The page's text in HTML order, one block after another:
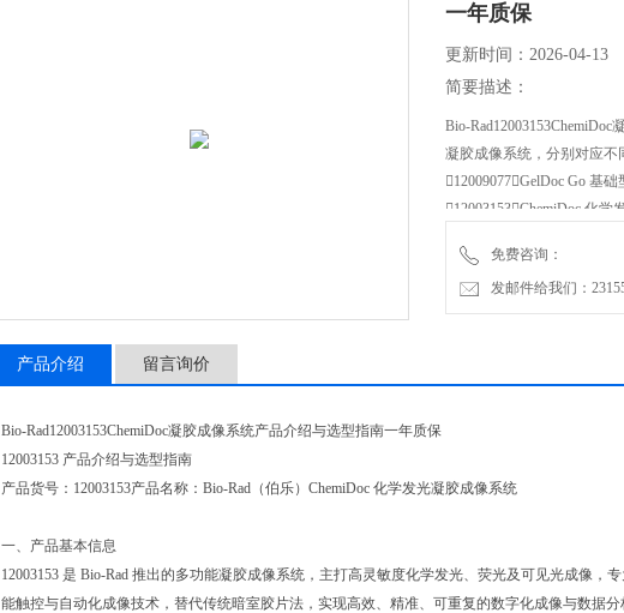
一年质保
更新时间：2026-04-13
简要描述：
Bio-
凝胶成像系统，分别对应不
12009077：GelDoc Go 基础
12003153：ChemiDoc 化学
免费咨询：
发邮件给我们：
产品介绍 留言询价
Bio-Rad12003153ChemiDoc凝胶成像系统产品介绍与选型指南一年质保
12003153 产品介绍与选型指南
产品货号：12003153产品名称：Bio-Rad（伯乐）ChemiDoc 化学发光凝胶成像系统
一、产品基本信息
12003153 是 Bio-Rad 推出的多功能凝胶成像系统，主打高灵敏度化学发光、荧光及可见光成像，
能触控与自动化成像技术，替代传统暗室胶片法，实现高效、精准、可重复的数字化成像与数据分